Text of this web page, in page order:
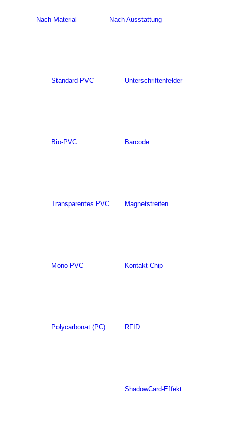
Nach Material
Standard-PVC
Bio-PVC
Transparentes PVC
Mono-PVC
Polycarbonat (PC)
Nach Ausstattung
Unterschriftenfelder
Barcode
Magnetstreifen
Kontakt-Chip
RFID
ShadowCard-Effekt